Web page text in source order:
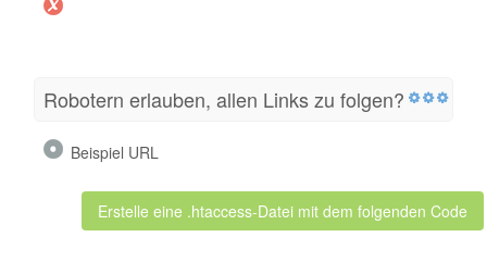
Robotern erlauben, allen Links zu folgen?
Beispiel URL
Erstelle eine .htaccess-Datei mit dem folgenden Code